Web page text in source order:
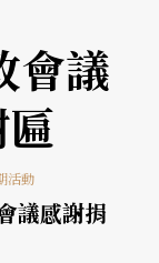
會議
活動
議感謝捐